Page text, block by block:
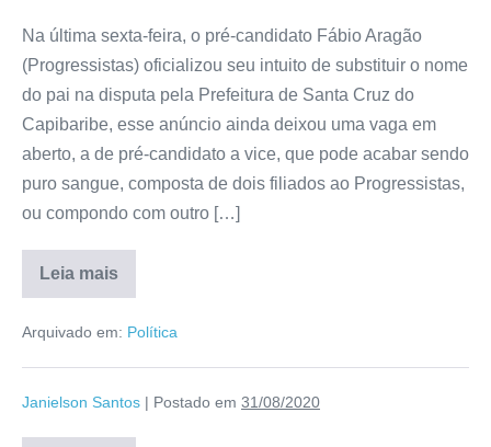
Na última sexta-feira, o pré-candidato Fábio Aragão
(Progressistas) oficializou seu intuito de substituir o nome
do pai na disputa pela Prefeitura de Santa Cruz do
Capibaribe, esse anúncio ainda deixou uma vaga em
aberto, a de pré-candidato a vice, que pode acabar sendo
puro sangue, composta de dois filiados ao Progressistas,
ou compondo com outro […]
Leia mais
Arquivado em: Política
Janielson Santos | Postado em 31/08/2020